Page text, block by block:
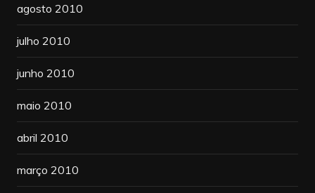
agosto 2010
julho 2010
junho 2010
maio 2010
abril 2010
março 2010